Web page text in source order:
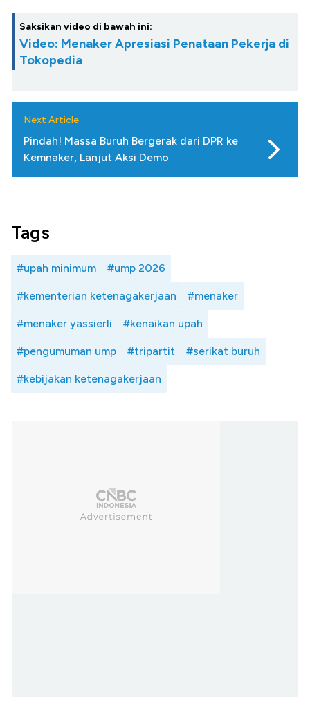
Saksikan video di bawah ini:
Video: Menaker Apresiasi Penataan Pekerja di
Tokopedia
Next Article
Pindah! Massa Buruh Bergerak dari DPR ke
Kemnaker, Lanjut Aksi Demo
Tags
#upah minimum #ump 2026
#kementerian ketenagakerjaan #menaker
#menaker yassierli #kenaikan upah
#pengumuman ump #tripartit #serikat buruh
#kebijakan ketenagakerjaan